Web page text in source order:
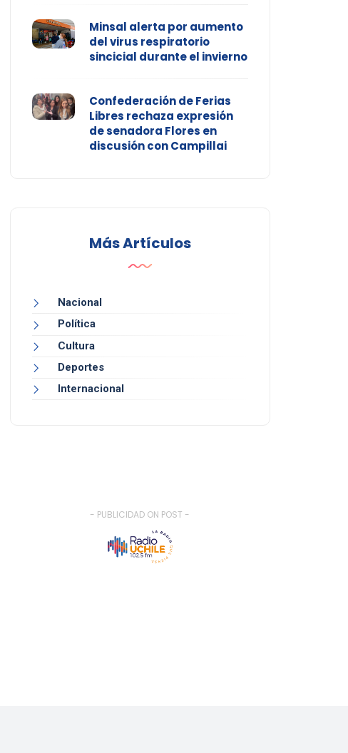
Minsal alerta por aumento
del virus respiratorio
sincicial durante el invierno
Confederación de Ferias
Libres rechaza expresión
de senadora Flores en
discusión con Campillai
Más Artículos
Nacional
Política
Cultura
Deportes
Internacional
- PUBLICIDAD ON POST -